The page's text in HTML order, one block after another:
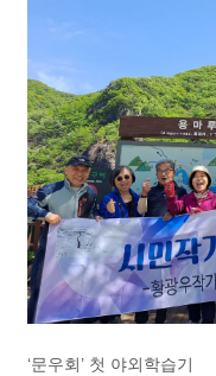
‘문우회’ 첫 야외학습기